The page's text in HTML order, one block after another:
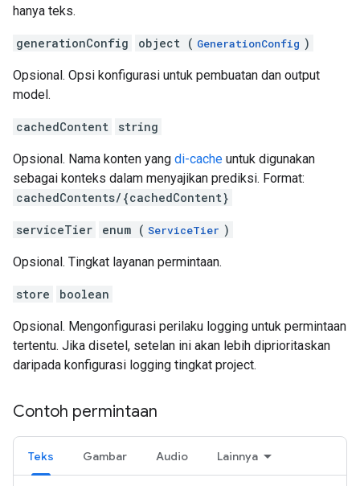
hanya teks.
generationConfig object ( GenerationConfig )
Opsional. Opsi konfigurasi untuk pembuatan dan output
model.
cachedContent string
Opsional. Nama konten yang di-cache untuk digunakan
sebagai konteks dalam menyajikan prediksi. Format:
cachedContents/{cachedContent}
serviceTier enum ( ServiceTier )
Opsional. Tingkat layanan permintaan.
store boolean
Opsional. Mengonfigurasi perilaku logging untuk permintaan
tertentu. Jika disetel, setelan ini akan lebih diprioritaskan
daripada konfigurasi logging tingkat project.
Contoh permintaan
Teks Gambar Audio Lainnya